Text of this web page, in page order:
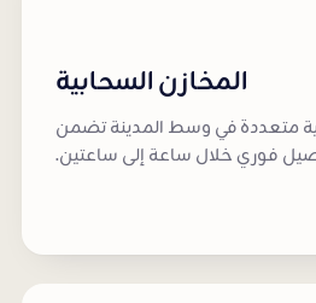
المخازن السحابية
متعددة في وسط المدينة تضمن
فوري خلال ساعة إلى ساعتين.